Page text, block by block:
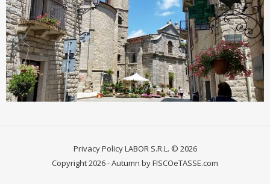
Privacy PolicyLABOR S.R.L. © 2026
Copyright 2026 - Autumn by FISCOeTASSE.com